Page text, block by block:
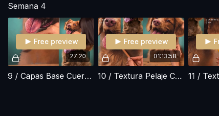
Semana 4
27:20
Free preview
9 / Capas Base Cuerpo / Toller / Pelaje Dorado
01:13:58
Free preview
10 / Textura Pelaje Cuerpo (Parte 1) / Toller / Pelaje Dorado